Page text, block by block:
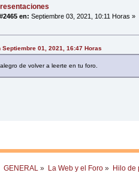
en: Septiembre 03, 2021, 10:11 Horas »
01, 2021, 16:47 Horas
de volver a leerte en tu foro.
GENERAL» La Web y el Foro» Hilo de